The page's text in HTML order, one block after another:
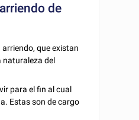
de
arriendo, que existan
naturaleza del
para el fin al cual
Estas son de cargo